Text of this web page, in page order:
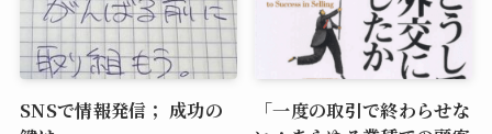
SNSで情報発信； 成功の
「一度の取引で終わらせな